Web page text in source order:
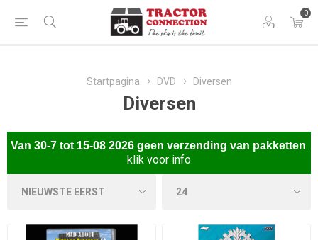
0
Startpagina DVD Diversen
Diversen
Van 30-7 tot 15-08 2026 geen verzending van pakketten.
klik voor info